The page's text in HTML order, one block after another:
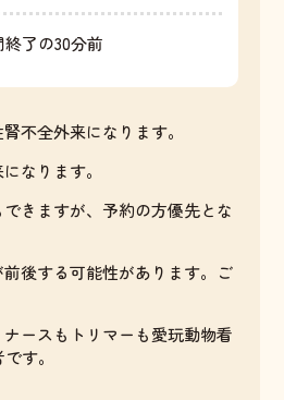
了の30分前
不全外来になります。
なります。
きますが、予約の方優先とな
後する可能性があります。ご
ースもトリマーも愛玩動物看
す。